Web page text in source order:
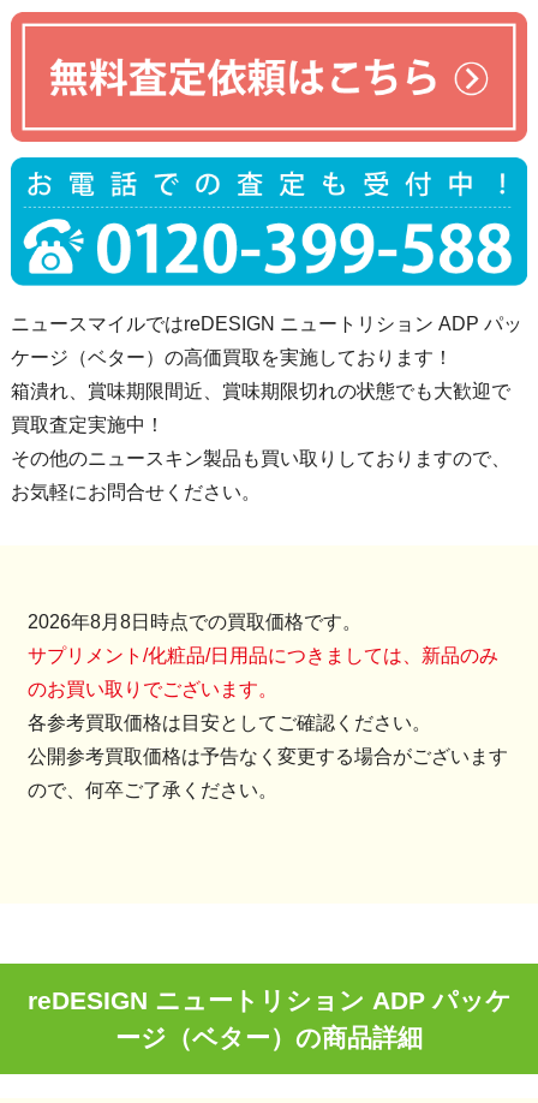
ニュースマイルではreDESIGN ニュートリション ADP パッ
ケージ（ベター）の高価買取を実施しております！
箱潰れ、賞味期限間近、賞味期限切れの状態でも大歓迎で
買取査定実施中！
その他のニュースキン製品も買い取りしておりますので、
お気軽にお問合せください。
2026年8月8日時点での買取価格です。
サプリメント/化粧品/日用品につきましては、新品のみ
のお買い取りでございます。
各参考買取価格は目安としてご確認ください。
公開参考買取価格は予告なく変更する場合がございます
ので、何卒ご了承ください。
reDESIGN ニュートリション ADP パッケ
ージ（ベター）の商品詳細